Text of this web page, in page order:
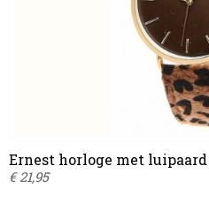
Ernest horloge met
€ 21,95